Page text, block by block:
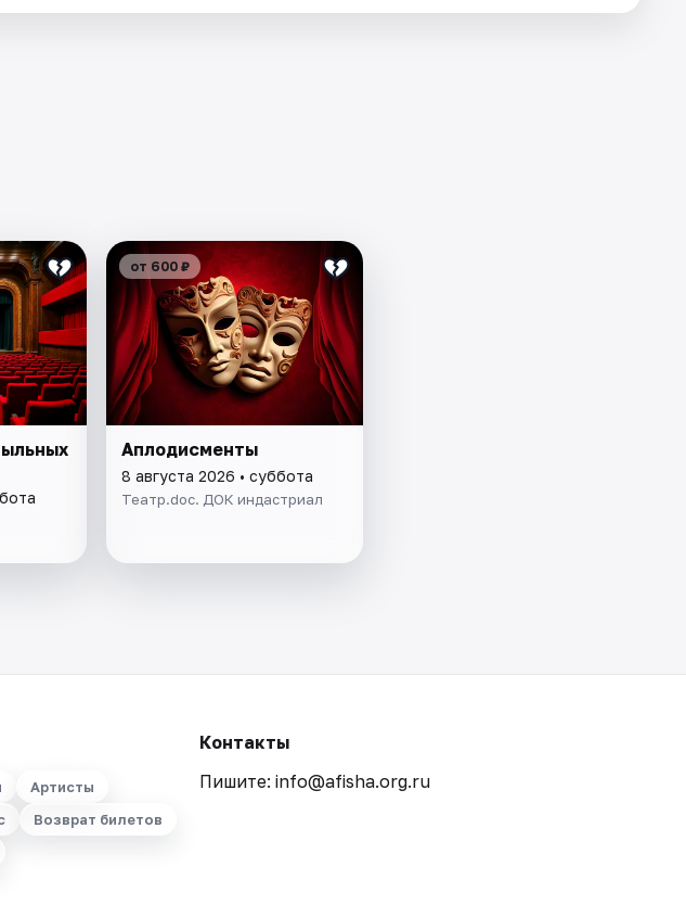
от 600 ₽
Аплодисменты
8 августа 2026 • суббота
Театр.doc. ДОК индастриал
Артисты
Возврат билетов
Контакты
Пишите: info@afisha.org.ru